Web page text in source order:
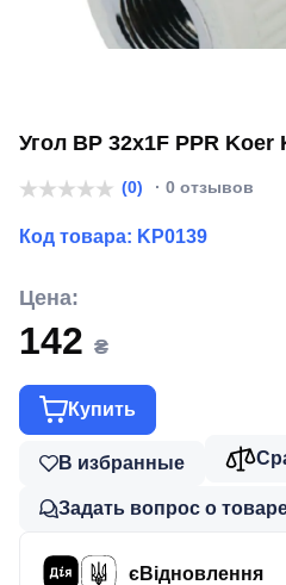
Угол ВР 32x1F PPR Koer
(0) · 0 отзывов
Код товара: KP0139
Цена:
142 ₴
Купить
В избранные
Задать вопрос о
єВідновлення